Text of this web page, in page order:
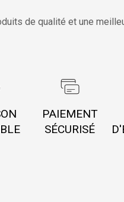
de qualité et une
PAIEMENT
SÉCURISÉ